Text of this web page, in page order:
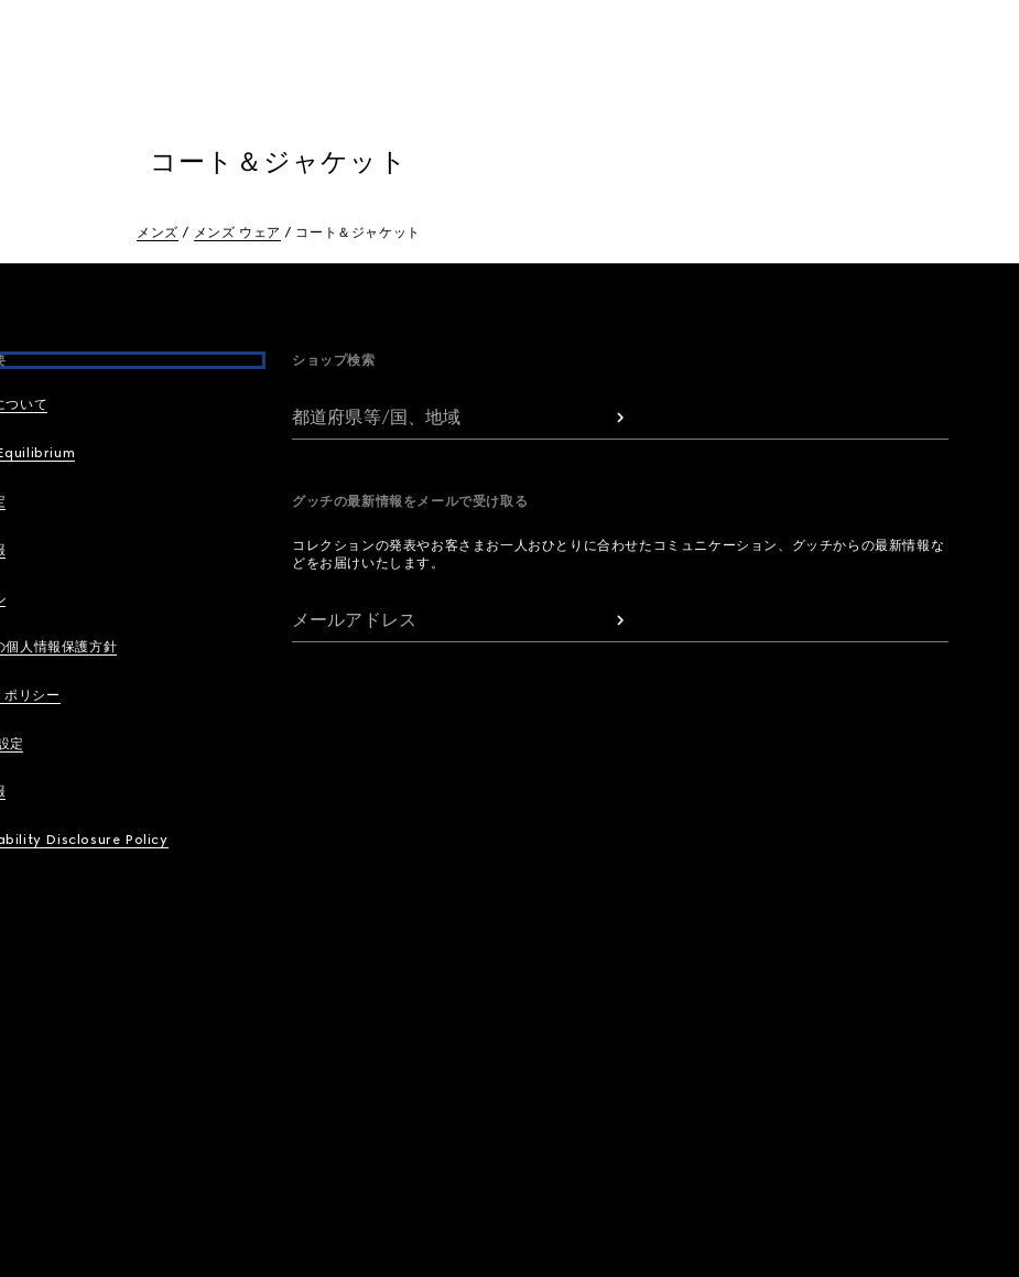
コート＆ジャケット
メンズ メンズ ウェア コート＆ジャケット
ついて
個人情報保護方針
リシー
定
Disclosure Policy
ショップ検索
都道府県等/国、地域
グッチの最新情報をメールで受け取る
コレクションの発表やお客さまお一人おひとりに合わせたコミュニケーション、グッチからの最新情報な
どをお届けいたします。
メールアドレス